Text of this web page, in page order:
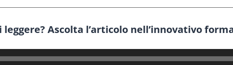
leggere? Ascolta l’articolo nell’innovativo